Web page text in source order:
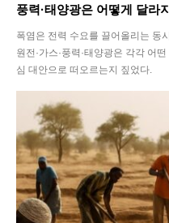
풍력·태양광은 어떻게 달라
폭염은 전력 수요를 끌어올리는 동
원전·가스·풍력·태양광은 각각 어
심 대안으로 떠오르는지 짚었다.